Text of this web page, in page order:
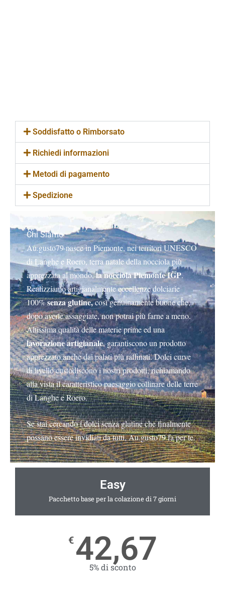
Soddisfatto o Rimborsato
Richiedi informazioni
Metodi di pagamento
Spedizione
Chi Siamo
Au.gusto79 nasce in Piemonte, nei territori UNESCO
di Langhe e Roero, terra natale della nocciola più
apprezzata al mondo,la nocciola Piemonte IGP.
Realizziamo artigianalmente eccellenze dolciarie
100%senza glutine,così genuinamente buone che,
dopo averle assaggiate, non potrai più farne a meno.
Altissima qualità delle materie prime ed una
lavorazione artigianale, garantiscono un prodotto
apprezzato anche dai palati più raffinati.Dolci curve
di livello custodiscono i nostri prodotti, richiamando
alla vista il caratteristico paesaggio collinare delle terre
di Langhe e Roero.
Se stai cercando i dolci senza glutine che finalmente
possano essere invidiati da tutti, Au.gusto79 fa per te.
Easy
Pacchetto base per la colazione di 7 giorni
€42,67
5% di sconto